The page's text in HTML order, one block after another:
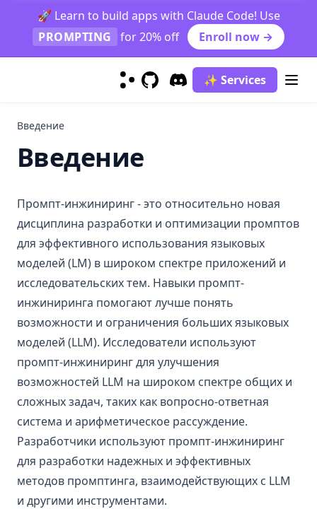
🚀 Learn to build apps with Claude Code! Use
PROMPTING
for 20% off Enroll now →
(opens in a new tab)
Discord
(opens in a new tab)
✨ Services
Prompt Injection
Модели
GPT-4
Mistral 7B
Gemini
Phi-2
Mixtral
Code Llama
OLMo
claude-3
gemma
grok-1
kimi-k2.5
llama-3
mistral-large
Введение
Введение
Промпт-инжиниринг - это относительно новая
дисциплина разработки и оптимизации промптов
для эффективного использования языковых
моделей (LM) в широком спектре приложений и
исследовательских тем. Навыки промпт-
инжиниринга помогают лучше понять
возможности и ограничения больших языковых
моделей (LLM). Исследователи используют
промпт-инжиниринг для улучшения
возможностей LLM на широком спектре общих и
сложных задач, таких как вопросно-ответная
система и арифметическое рассуждение.
Разработчики используют промпт-инжиниринг
для разработки надежных и эффективных
методов промптинга, взаимодействующих с LLM
и другими инструментами.